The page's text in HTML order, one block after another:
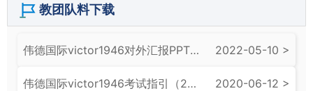
教团队料下载
​伟德国际victor1946对外汇报PPT统一模板 2022-05-10 >
​伟德国际victor1946考试指引（20200612） 2020-06-12 >